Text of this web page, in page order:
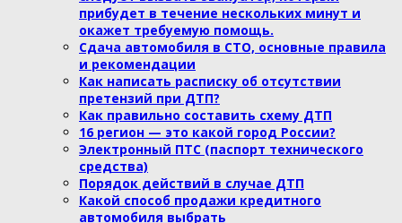
прибудет в течение нескольких минут и
окажет требуемую помощь.
Сдача автомобиля в СТО, основные правила
и рекомендации
Как написать расписку об отсутствии
претензий при ДТП?
Как правильно составить схему ДТП
16 регион — это какой город России?
Электронный ПТС (паспорт технического
средства)
Порядок действий в случае ДТП
Какой способ продажи кредитного
автомобиля выбрать